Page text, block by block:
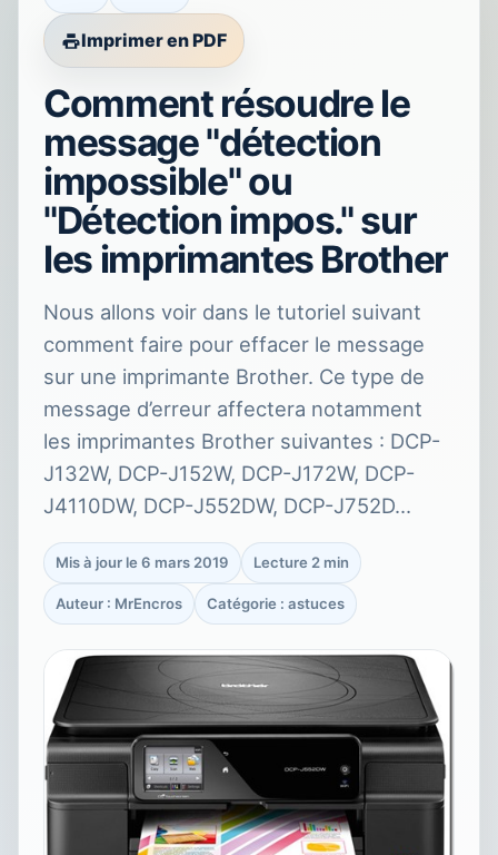
Imprimer en PDF
Comment résoudre le
message "détection
impossible" ou
"Détection impos." sur
les imprimantes Brother
Nous allons voir dans le tutoriel suivant
comment faire pour effacer le message
sur une imprimante Brother. Ce type de
message d’erreur affectera notamment
les imprimantes Brother suivantes : DCP-
J132W, DCP-J152W, DCP-J172W, DCP-
J4110DW, DCP-J552DW, DCP-J752D…
Mis à jour le 6 mars 2019 Lecture 2 min
Auteur : MrEncros Catégorie : astuces